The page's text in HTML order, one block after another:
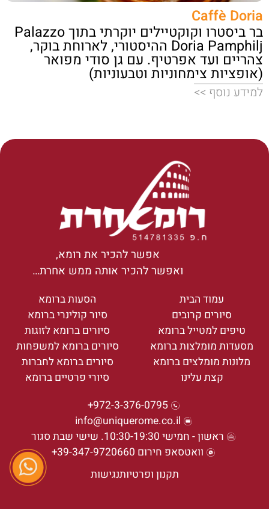
Caffè Doria
בר ביסטרו וקוקטיילים יוקרתי בתוך Palazzo
Doria Pamphilj ההיסטורי, לארוחת בוקר,
צהריים ועד אפרטיף. עם גן סודי מפואר
(אופציות צימחוניות וטבעוניות)
למידע נוסף >>
אפשר להכיר את רומא,
ואפשר להכיר אותה ממש אחרת…
עמוד הבית
סיורים קרובים
טיפים למטייל ברומא
מסעדות מומלצות ברומא
מלונות מומלצים ברומא
קצת עלינו
הסעות ברומא
סיור קולינרי ברומא
סיורים ברומא לזוגות
סיורים ברומא למשפחות
סיורים ברומא לחברות
סיורי פרטיים ברומא
972-3-376-0795+
info@uniquerome.co.il
ראשון - חמישי 10:30-19:30. שישי שבת סגור
וואטסאפ חירום 39-347-9720660+
תקנון ופרטיותנגישות